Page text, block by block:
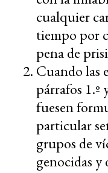
cualquier
tiempo por
pena de
Cuando las
párrafos
fuesen
particular
grupos de
genocidas y